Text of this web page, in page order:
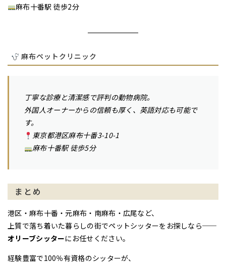
麻布十番駅 徒歩2分
麻布ペットクリニック
丁寧な診療と清潔感で評判の動物病院。
外国人オーナーからの信頼も厚く、英語対応も可能で
す。
東京都港区麻布十番3-10-1
麻布十番駅 徒歩5分
まとめ
港区・麻布十番・元麻布・南麻布・広尾など、
上質で落ち着いた暮らしの街でペットシッターをお探しなら──
オリーブシッターにお任せください。
経験豊富で100％有資格のシッターが、